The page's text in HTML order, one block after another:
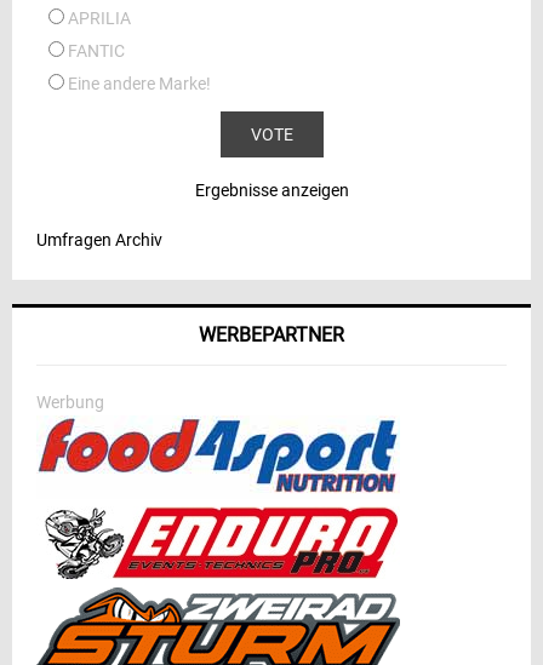
APRILIA
FANTIC
Eine andere Marke!
Ergebnisse anzeigen
Umfragen Archiv
WERBEPARTNER
Werbung